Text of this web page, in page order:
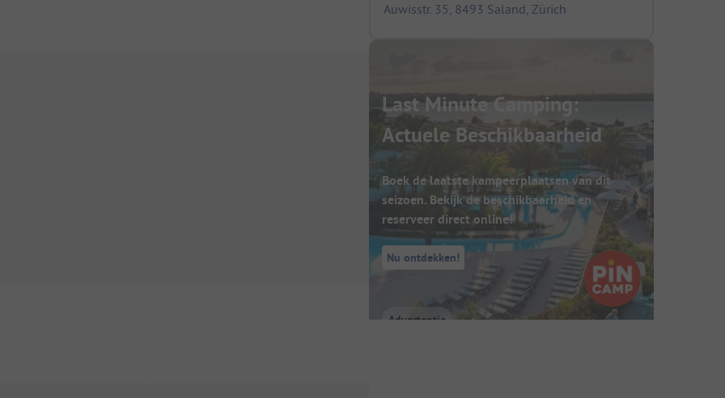
Auwisstr. 35, 8493 Saland, Zürich
Last Minute Camping:
Actuele Beschikbaarheid
Boek de laatste kampeerplaatsen van dit
seizoen. Bekijk de beschikbaarheid en
reserveer direct online!
Nu ontdekken!